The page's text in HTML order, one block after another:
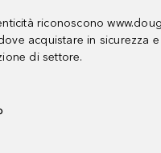
riconoscono
acquistare in sicurezza
di settore.